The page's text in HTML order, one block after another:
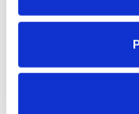
In Maxicubo,
trasparente ed
fastidiosi
amministrative". I